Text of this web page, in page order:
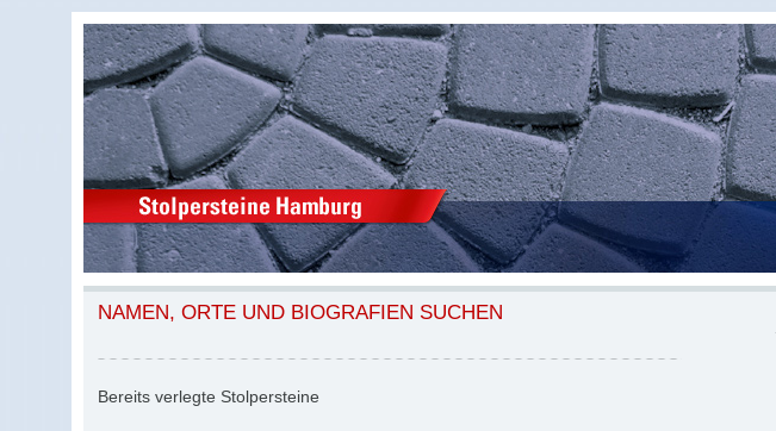
NAMEN, ORTE UND BIOGRAFIEN SUCHEN
Bereits verlegte Stolpersteine